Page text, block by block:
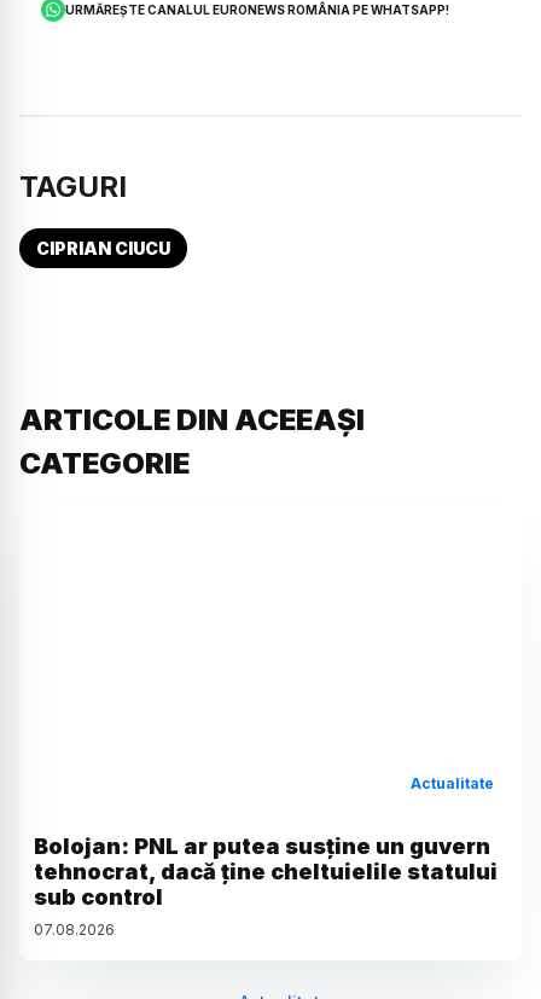
URMĂREȘTE CANALUL EURONEWS ROMÂNIA PE WHATSAPP!
TAGURI
CIPRIAN CIUCU
ARTICOLE DIN ACEEAȘI
CATEGORIE
Actualitate
Bolojan: PNL ar putea susține un guvern
tehnocrat, dacă ține cheltuielile statului
sub control
07.08.2026